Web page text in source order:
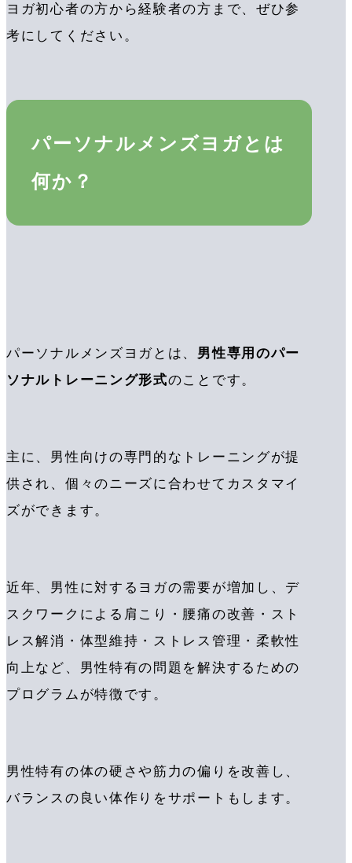
ヨガ初心者の方から経験者の方まで、ぜひ参
考にしてください。
パーソナルメンズヨガとは
何か？
パーソナルメンズヨガとは、 男性専用のパー
ソナルトレーニング形式のことです。
主に、男性向けの専門的なトレーニングが提
供され、個々のニーズに合わせてカスタマイ
ズができます。
近年、男性に対するヨガの需要が増加し、デ
スクワークによる肩こり・腰痛の改善・スト
レス解消・体型維持・ストレス管理・柔軟性
向上など、男性特有の問題を解決するための
プログラムが特徴です。
男性特有の体の硬さや筋力の偏りを改善し、
バランスの良い体作りをサポートもします。